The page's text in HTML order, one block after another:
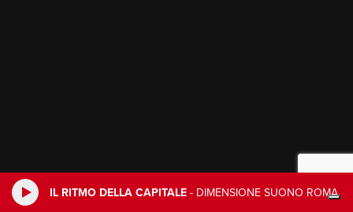
IL RITMO DELLA CAPITALE - DIMENSIONE SUONO ROMA